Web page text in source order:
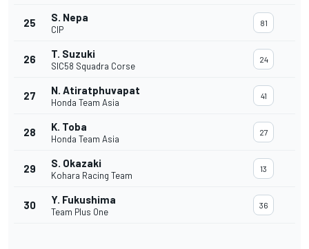
25 S. Nepa
CIP
81
26 T. Suzuki
SIC58 Squadra Corse
24
27 N. Atiratphuvapat
Honda Team Asia
41
28 K. Toba
Honda Team Asia
27
29 S. Okazaki
Kohara Racing Team
13
30 Y. Fukushima
Team Plus One
36